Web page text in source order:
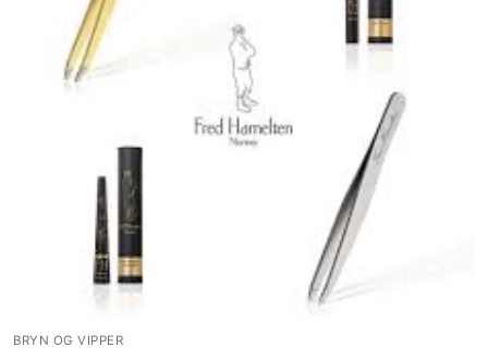
BRYN OG VIPPER